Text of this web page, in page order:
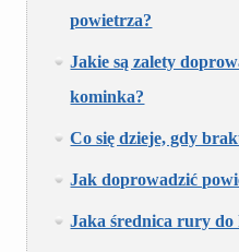
powietrza?
Jakie są zalety
kominka?
Co się dzieje, gdy
Jak doprowadzić
Jaka średnica rury do